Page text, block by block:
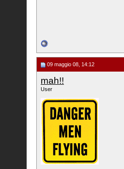
09 maggio 08, 14:12
mah!!
User